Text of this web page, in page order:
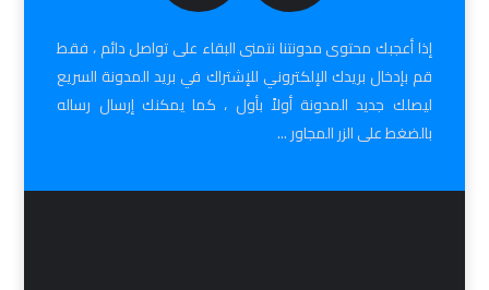
إذا أعجبك محتوى مدونتنا نتمنى البقاء على تواصل دائم ، فقط
قم بإدخال بريدك الإلكتروني للإشتراك في بريد المدونة السريع
ليصلك جديد المدونة أولاً بأول ، كما يمكنك إرسال رساله
بالضغط على الزر المجاور ...